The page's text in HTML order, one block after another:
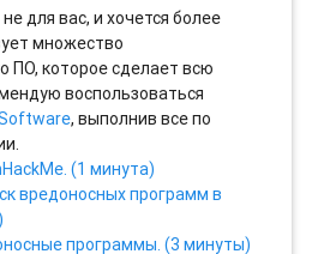
для вас, и хочется более
множество
ПО, которое сделает всю
воспользоваться
, выполнив все по
(1 минута)
вредоносных программ в
программы. (3 минуты)